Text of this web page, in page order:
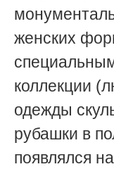
женских
коллекции
одежды
рубашки в
появлялся